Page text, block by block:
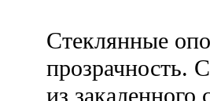
Стеклянные
прозрачность.
из закаленного